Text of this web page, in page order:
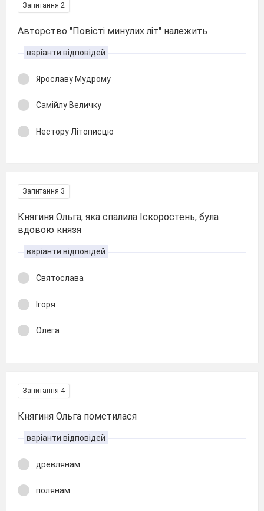
Запитання 2
Авторство "Повісті минулих літ" належить
варіанти відповідей
Ярославу Мудрому
Самійлу Величку
Нестору Літописцю
Запитання 3
Княгиня Ольга, яка спалила Іскоростень, була
вдовою князя
варіанти відповідей
Святослава
Ігоря
Олега
Запитання 4
Княгиня Ольга помстилася
варіанти відповідей
древлянам
полянам